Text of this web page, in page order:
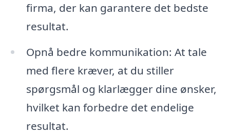
firma, der kan garantere det bedste
resultat.
Opnå bedre kommunikation: At tale
med flere kræver, at du stiller
spørgsmål og klarlægger dine ønsker,
hvilket kan forbedre det endelige
resultat.